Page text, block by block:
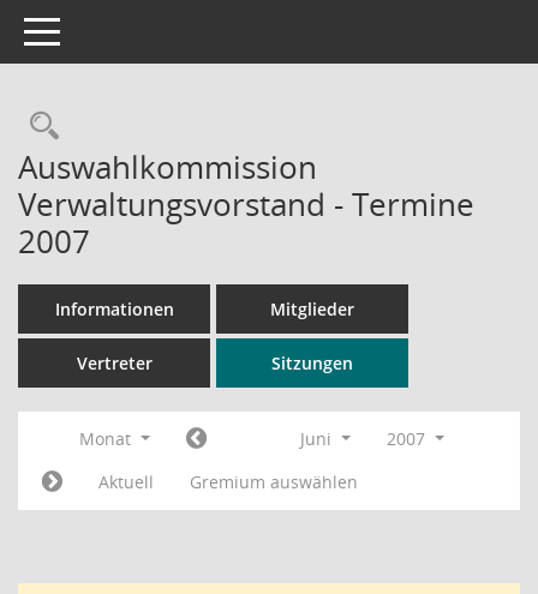
Toggle navigation
Rechercheauswahl
Auswahlkommission
Verwaltungsvorstand - Termine
2007
Informationen Mitglieder
Vertreter Sitzungen
Monat Juni
2007
Aktuell
Gremium auswählen